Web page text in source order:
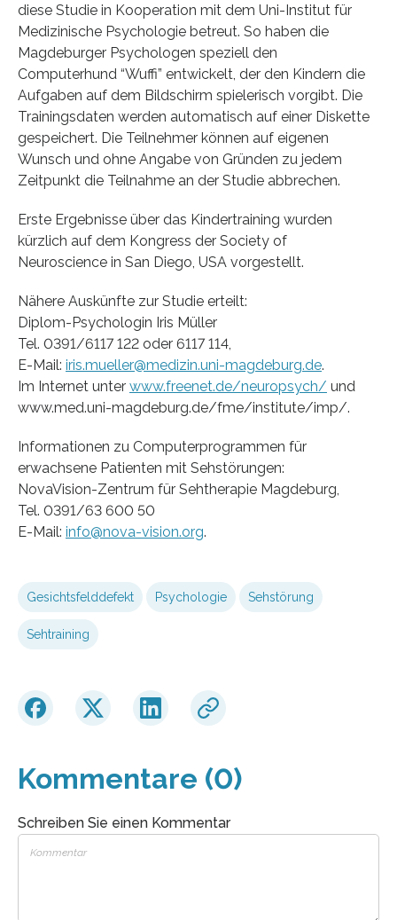
diese Studie in Kooperation mit dem Uni-Institut für
Medizinische Psychologie betreut. So haben die
Magdeburger Psychologen speziell den
Computerhund “Wuffi” entwickelt, der den Kindern die
Aufgaben auf dem Bildschirm spielerisch vorgibt. Die
Trainingsdaten werden automatisch auf einer Diskette
gespeichert. Die Teilnehmer können auf eigenen
Wunsch und ohne Angabe von Gründen zu jedem
Zeitpunkt die Teilnahme an der Studie abbrechen.
Erste Ergebnisse über das Kindertraining wurden
kürzlich auf dem Kongress der Society of
Neuroscience in San Diego, USA vorgestellt.
Nähere Auskünfte zur Studie erteilt:
Diplom-Psychologin Iris Müller
Tel. 0391/6117 122 oder 6117 114,
E-Mail: iris.mueller@medizin.uni-magdeburg.de.
Im Internet unter www.freenet.de/neuropsych/ und
www.med.uni-magdeburg.de/fme/institute/imp/.
Informationen zu Computerprogrammen für
erwachsene Patienten mit Sehstörungen:
NovaVision-Zentrum für Sehtherapie Magdeburg,
Tel. 0391/63 600 50
E-Mail: info@nova-vision.org.
Gesichtsfelddefekt Psychologie Sehstörung
Sehtraining
Kommentare (0)
Schreiben Sie einen Kommentar